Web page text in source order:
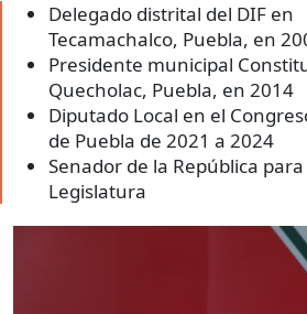
Delegado distrital del DIF en
Tecamachalco, Puebla, en
Presidente municipal
Quecholac, Puebla, en 2014
Diputado Local en el
de Puebla de 2021 a 2024
Senador de la República para
Legislatura